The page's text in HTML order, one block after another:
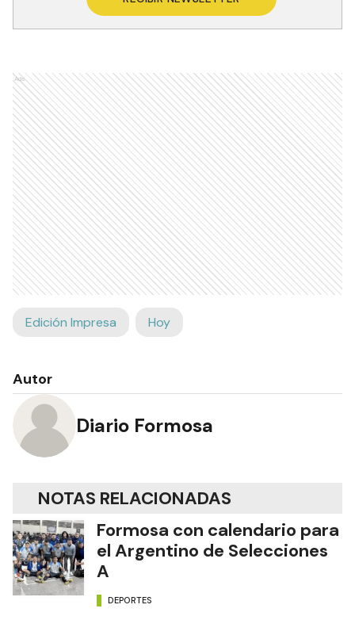
Ads
Edición Impresa Hoy
Autor
Diario Formosa
NOTAS RELACIONADAS
Formosa con calendario para
el Argentino de Selecciones
A
DEPORTES